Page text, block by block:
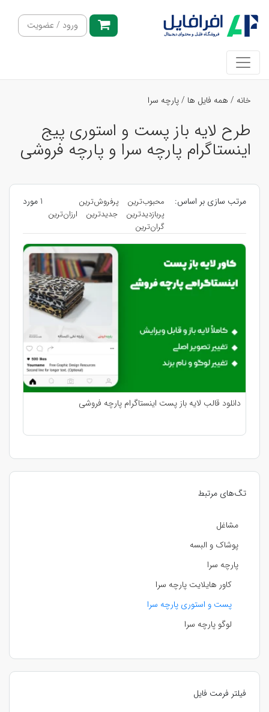
ورود / عضویت
خانه / همه فایل ها /پارچه سرا
طرح لایه باز پست و استوری پیج
اینستاگرام پارچه سرا و پارچه فروشی
تگ‌های مرتبط
مشاغل
پوشاک و البسه
پارچه سرا
کاور هایلایت پارچه سرا
پست و استوری پارچه سرا
لوگو پارچه سرا
فیلتر فرمت فایل
مرتب سازی بر اساس: محبوب‌ترین
پرفروش‌ترین
پربازدیدترین
جدیدترین
ارزان‌ترین
گران‌ترین
1 مورد
دانلود قالب لایه باز پست اینستاگرام پارچه فروشی